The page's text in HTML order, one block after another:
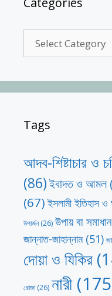
Tags
আদব-শিষ্টাচার ও
(86)ইবাদত ও আমল
(67) ইসলামী ইতিহাস ও
উপার্জন(26) উপায় বা সমাধান
জান্নাত-জাহান্নাম(51)
দোয়া ও যিকির
রোজা(26) নারী